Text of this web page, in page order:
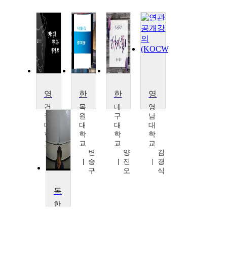
영미소설과 영어교육
건
국
대
학
교
박
재
영
한국문학의 이해
목
원
대
학
교
변
승
구
한국현대소설독해
대
구
대
학
교
양
진
오
영미소설의이해
영
남
대
학
교
김
경
식
독일단편소설의 이해
한